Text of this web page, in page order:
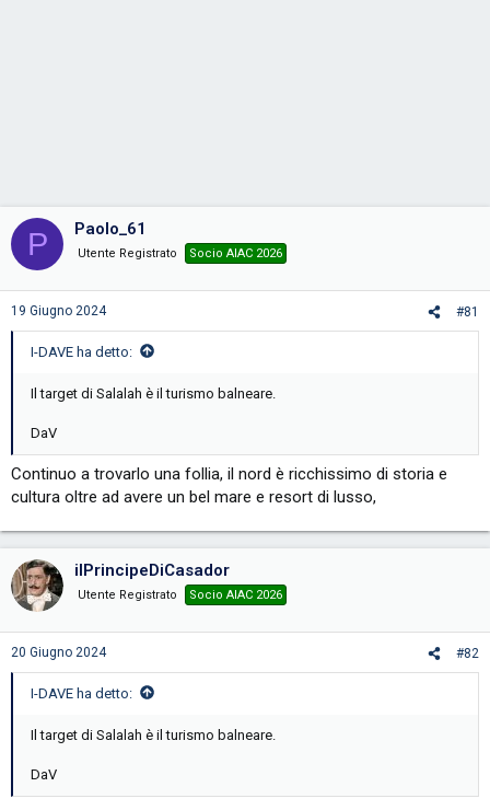
P Paolo_61
Utente Registrato Socio AIAC 2026
19 Giugno 2024 #81
I-DAVE ha detto:
Il target di Salalah è il turismo balneare.
DaV
Continuo a trovarlo una follia, il nord è ricchissimo di storia e
cultura oltre ad avere un bel mare e resort di lusso,
ilPrincipeDiCasador
Utente Registrato Socio AIAC 2026
20 Giugno 2024 #82
I-DAVE ha detto:
Il target di Salalah è il turismo balneare.
DaV